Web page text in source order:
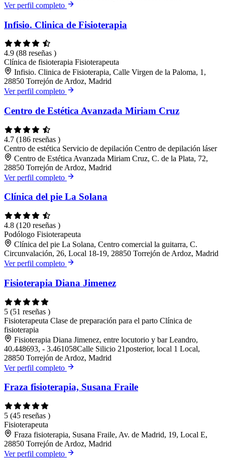
Ver perfil completo
Infisio. Clinica de Fisioterapia
4.9 (88 reseñas )
Clínica de fisioterapia Fisioterapeuta
Infisio. Clinica de Fisioterapia, Calle Virgen de la Paloma, 1,
28850 Torrejón de Ardoz, Madrid
Ver perfil completo
Centro de Estética Avanzada Miriam Cruz
4.7 (186 reseñas )
Centro de estética Servicio de depilación Centro de depilación láser
Centro de Estética Avanzada Miriam Cruz, C. de la Plata, 72,
28850 Torrejón de Ardoz, Madrid
Ver perfil completo
Clínica del pie La Solana
4.8 (120 reseñas )
Podólogo Fisioterapeuta
Clínica del pie La Solana, Centro comercial la guitarra, C.
Circunvalación, 26, Local 18-19, 28850 Torrejón de Ardoz, Madrid
Ver perfil completo
Fisioterapia Diana Jimenez
5 (51 reseñas )
Fisioterapeuta Clase de preparación para el parto Clínica de
fisioterapia
Fisioterapia Diana Jimenez, entre locutorio y bar Leandro,
40.448693, - 3.461058Calle Silicio 21posterior, local 1 Local,
28850 Torrejón de Ardoz, Madrid
Ver perfil completo
Fraza fisioterapia, Susana Fraile
5 (45 reseñas )
Fisioterapeuta
Fraza fisioterapia, Susana Fraile, Av. de Madrid, 19, Local E,
28850 Torrejón de Ardoz, Madrid
Ver perfil completo